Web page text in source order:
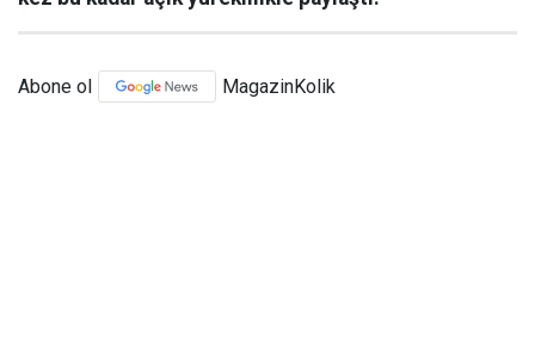
Abone ol MagazinKolik